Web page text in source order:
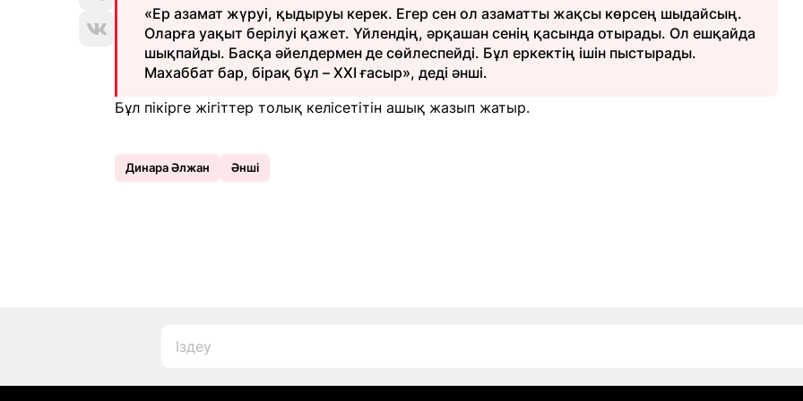
«Ер азамат жүруі, қыдыруы керек. Егер сен ол азаматты жақсы көрсең шыдайсың.
Оларға уақыт берілуі қажет. Үйлендің, әрқашан сенің қасында отырады. Ол ешқайда
шықпайды. Басқа әйелдермен де сөйлеспейді. Бұл еркектің ішін пыстырады.
Махаббат бар, бірақ бұл – XXI ғасыр», деді әнші.
Бұл пікірге жігіттер толық келісетітін ашық жазып жатыр.
Динара Әлжан Әнші